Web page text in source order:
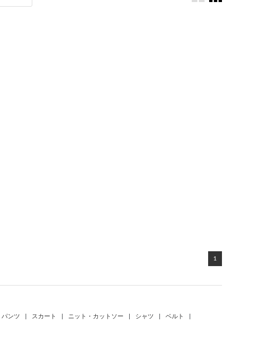
1
パンツ スカート ニット・カットソー シャツ ベルト